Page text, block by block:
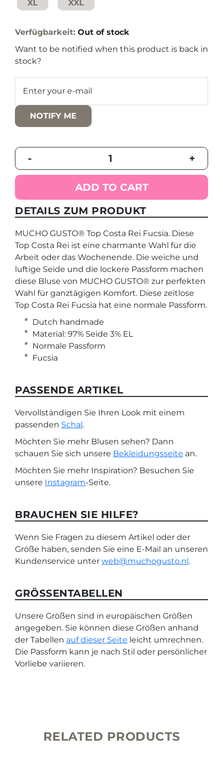
XL
XXL
Verfügbarkeit: Out of stock
Want to be notified when this product is back in
stock?
NOTIFY ME
-
Rei
+
ADD TO CART
DETAILS ZUM PRODUKT
MUCHO GUSTO® Top Costa Rei Fucsia. Diese
Top Costa Rei ist eine charmante Wahl für die
Arbeit oder das Wochenende. Die weiche und
luftige Seide und die lockere Passform machen
diese Bluse von MUCHO GUSTO® zur perfekten
Wahl für ganztägigen Komfort. Diese zeitlose
Top Costa Rei Fucsia hat eine normale Passform.
Dutch handmade
Material: 97% Seide 3% EL
Normale Passform
Fucsia
PASSENDE ARTIKEL
Vervollständigen Sie Ihren Look mit einem
passenden Schal.
Möchten Sie mehr Blusen sehen? Dann
schauen Sie sich unsere Bekleidungsseite an.
Möchten Sie mehr Inspiration? Besuchen Sie
unsere Instagram-Seite.
BRAUCHEN SIE HILFE?
Wenn Sie Fragen zu diesem Artikel oder der
Größe haben, senden Sie eine E-Mail an unseren
Kundenservice unter web@muchogusto.nl.
GRÖSSENTABELLEN
Unsere Größen sind in europäischen Größen
angegeben. Sie können diese Größen anhand
der Tabellen auf dieser Seite leicht umrechnen.
Die Passform kann je nach Stil oder persönlicher
Vorliebe variieren.
RELATED PRODUCTS